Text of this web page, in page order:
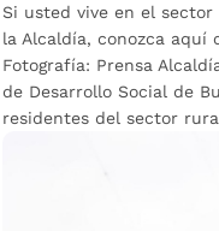
Si usted vive en el
la Alcaldía, conozca aquí
Fotografía: Prensa
de Desarrollo Social de
residentes del sector